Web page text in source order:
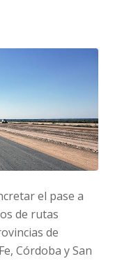
el pase a
de rutas
de
Córdoba y San